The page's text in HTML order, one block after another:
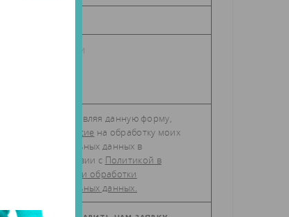
Отправляя данную форму,
согласие
персональных данных в
соответствии с Политикой в
отношении обработки
персональных данных.